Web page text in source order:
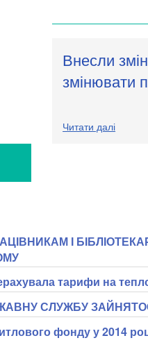
Внесли
змінювати
Читати далі
І
тарифи на
СЛУЖБУ
фонду у 2014